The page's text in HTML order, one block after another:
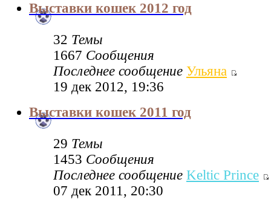
Выставки кошек 2012 год
32 Темы
1667 Сообщения
Последнее сообщение Ульяна
19 дек 2012, 19:36
Выставки кошек 2011 год
29 Темы
1453 Сообщения
Последнее сообщение Keltic Prince
07 дек 2011, 20:30